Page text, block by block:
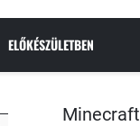
ELŐKÉSZÜLETBEN
Minecraft